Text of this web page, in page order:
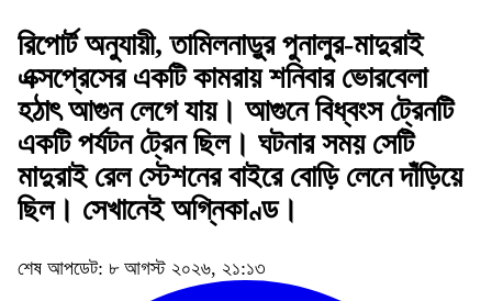
রিপোর্ট অনুযায়ী, তামিলনাড়ুর পুনালুর-মাদুরাই
এক্সপ্রেসের একটি কামরায় শনিবার ভোরবেলা
হঠাৎ আগুন লেগে যায়। আগুনে বিধ্বংস ট্রেনটি
একটি পর্যটন ট্রেন ছিল। ঘটনার সময় সেটি
মাদুরাই রেল স্টেশনের বাইরে বোড়ি লেনে দাঁড়িয়ে
ছিল। সেখানেই অগ্নিকাণ্ড।
শেষ আপডেট: ৮ আগস্ট ২০২৬, ২১:১৩